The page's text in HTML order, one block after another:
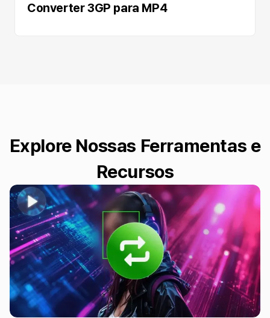
Converter 3GP para MP4
Explore Nossas Ferramentas e
Recursos